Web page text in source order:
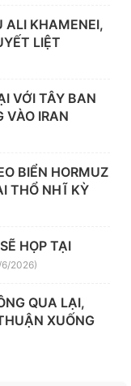
ALI KHAMENEI,
LIỆT
VỚI TÂY BAN
VÀO IRAN
BIỂN HORMUZ
THỔ NHĨ KỲ
HỌP TẠI
2026)
QUA LẠI,
XUỐNG